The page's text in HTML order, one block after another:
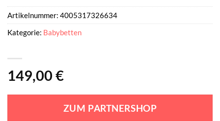
149,00 €
ZUM PARTNERSHOP
Artikelnummer: 4005317326634
Kategorie: Babybetten